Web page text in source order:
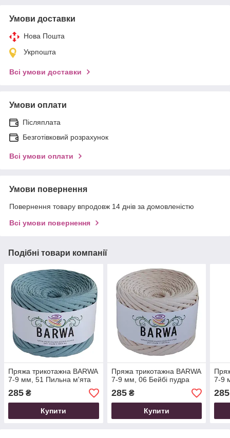
Умови доставки
Нова Пошта
Укрпошта
Всі умови доставки
Умови оплати
Післяплата
Безготівковий розрахунок
Всі умови оплати
Умови повернення
Повернення товару впродовж 14 днів за домовленістю
Всі умови повернення
Подібні товари компанії
Пряжа трикотажна BARWA
7-9 мм, 51 Пильна м'ята
285 ₴
Купити
Пряжа трикотажна BARWA
7-9 мм, 06 Бейбі пудра
285₴
Купити
7-9
285